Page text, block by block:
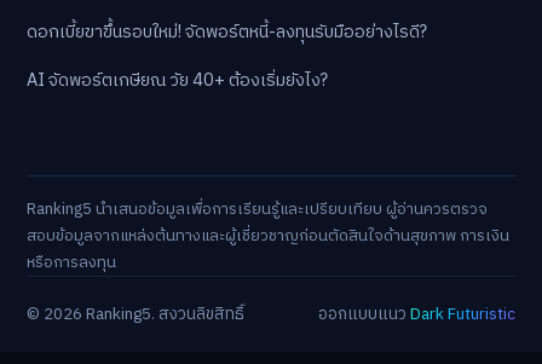
ดอกเบี้ยขาขึ้นรอบใหม่! จัดพอร์ตหนี้-ลงทุนรับมืออย่างไรดี?
AI จัดพอร์ตเกษียณ วัย 40+ ต้องเริ่มยังไง?
Ranking5 นำเสนอข้อมูลเพื่อการเรียนรู้และเปรียบเทียบ ผู้อ่านควรตรวจ
สอบข้อมูลจากแหล่งต้นทางและผู้เชี่ยวชาญก่อนตัดสินใจด้านสุขภาพ การเงิน
หรือการลงทุน
© 2026 Ranking5. สงวนลิขสิทธิ์
ออกแบบแนวDark Futuristic